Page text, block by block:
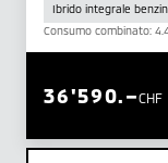
Ibrido integrale
Consumo combinato:
CHF
36'590.–